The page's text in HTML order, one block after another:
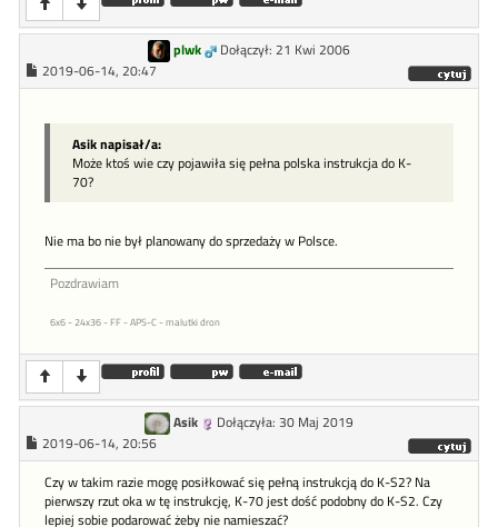
plwk
Dołączył: 21 Kwi 2006
2019-06-14, 20:47
Asik napisał/a:
Może ktoś wie czy pojawiła się pełna polska instrukcja do K-
70?
Nie ma bo nie był planowany do sprzedaży w Polsce.
Pozdrawiam
6x6 - 24x36 - FF - APS-C - malutki dron
Asik
Dołączyła: 30 Maj 2019
2019-06-14, 20:56
Czy w takim razie mogę posiłkować się pełną instrukcją do K-S2? Na
pierwszy rzut oka w tę instrukcję, K-70 jest dość podobny do K-S2. Czy
lepiej sobie podarować żeby nie namieszać?